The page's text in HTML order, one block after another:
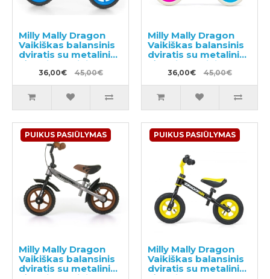
Milly Mally Dragon
Vaikiškas balansinis
dviratis su metaliniu
rėmu ir rankiniu
stabdžiu
36,00€ 45,00€
Milly Mally Dragon
Vaikiškas balansinis
dviratis su metaliniu
rėmu ir rankiniu
stabdžiu
36,00€ 45,00€
PUIKUS PASIŪLYMAS
Milly Mally Dragon
Vaikiškas balansinis
dviratis su metaliniu
PUIKUS PASIŪLYMAS
Milly Mally Dragon
Vaikiškas balansinis
dviratis su metaliniu